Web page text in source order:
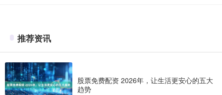
推荐资讯
股票免费配资 2026年，让生活更安心的五大
趋势